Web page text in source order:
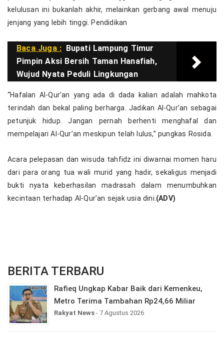
kelulusan ini bukanlah akhir, melainkan gerbang awal menuju
jenjang yang lebih tinggi. Pendidikan
Baca Juga : Bupati Lampung Timur
Pimpin Aksi Bersih Taman Hanafiah,
Wujud Nyata Peduli Lingkungan
“Hafalan Al-Qur’an yang ada di dada kalian adalah mahkota
terindah dan bekal paling berharga. Jadikan Al-Qur’an sebagai
petunjuk hidup. Jangan pernah berhenti menghafal dan
mempelajari Al-Qur’an meskipun telah lulus,” pungkas Rosida.
Acara pelepasan dan wisuda tahfidz ini diwarnai momen haru
dari para orang tua wali murid yang hadir, sekaligus menjadi
bukti nyata keberhasilan madrasah dalam menumbuhkan
kecintaan terhadap Al-Qur’an sejak usia dini. (ADV)
BERITA TERBARU
Rafieq Ungkap Kabar Baik dari Kemenkeu,
Metro Terima Tambahan Rp24,66 Miliar
Rakyat News - 7 Agustus 2026